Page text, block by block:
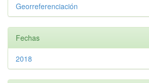
Georreferenciación
Fechas
2018